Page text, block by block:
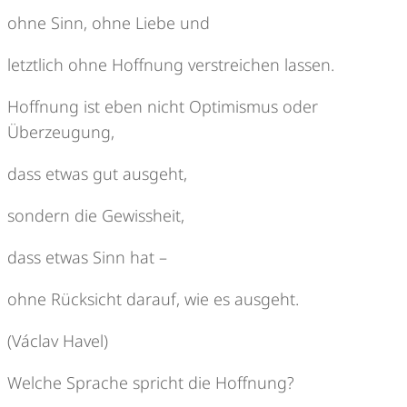
ohne Sinn, ohne Liebe und
letztlich ohne Hoffnung verstreichen lassen.
Hoffnung ist eben nicht Optimismus oder
Überzeugung,
dass etwas gut ausgeht,
sondern die Gewissheit,
dass etwas Sinn hat –
ohne Rücksicht darauf, wie es ausgeht.
(Václav Havel)
Welche Sprache spricht die Hoffnung?